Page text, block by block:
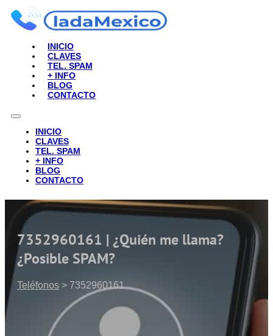
INICIO
CLAVES
TEL. SPAM
+ INFO
BLOG
CONTACTO
INICIO
CLAVES
TEL. SPAM
+ INFO
BLOG
CONTACTO
7352960161 | ¿Quién me llama?
¿Posible SPAM?
Teléfonos > 7352960161